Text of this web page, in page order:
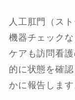
人工肛門（ス
機器チェック
ケアも訪問看
的に状態を確
かに報告します